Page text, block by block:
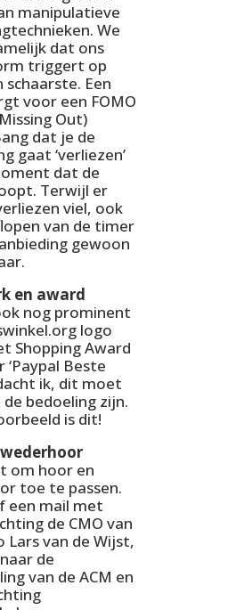
manipulatieve
We
dat ons
triggert op
schaarste. Een
voor een FOMO
Out)
dat je de
gaat ‘verliezen’
dat de
Terwijl er
viel, ook
van de timer
gewoon
en award
nog prominent
logo
Shopping Award
‘Paypal Beste
ik, dit moet
bedoeling zijn.
is dit!
om hoor en
toe te passen.
een mail met
de CMO van
Lars van de Wijst,
de
van de ACM en